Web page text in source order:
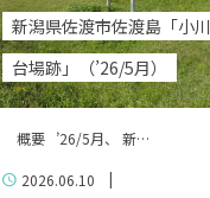
新潟県佐渡市佐渡島「小川
台場跡」（’26/5月）
概要 ’26/5月、 新…
2026.06.10
|